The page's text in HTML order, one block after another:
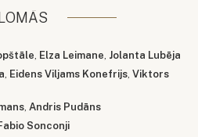
Elza Leimane Jolanta Lubēja
Eidens Viljams Konefrijs Viktors
Andris Pudāns
Sonconji